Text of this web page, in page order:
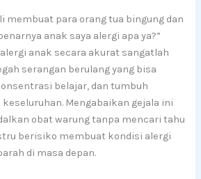
membuat para orang tua bingung dan
anak saya alergi apa ya?”
anak secara akurat sangatlah
serangan berulang yang bisa
belajar, dan tumbuh
Mengabaikan gejala ini
obat warung tanpa mencari tahu
berisiko membuat kondisi alergi
di masa depan.